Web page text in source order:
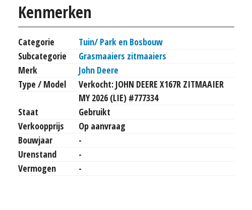
Kenmerken
Categorie
Tuin/ Park en Bosbouw
Subcategorie
Grasmaaiers zitmaaiers
Merk
John Deere
Type / Model
Verkocht: JOHN DEERE X167R ZITMAAIER
MY 2026 (LIE) #777334
Staat
Gebruikt
Verkoopprijs
Op aanvraag
Bouwjaar
-
Urenstand
-
Vermogen
-